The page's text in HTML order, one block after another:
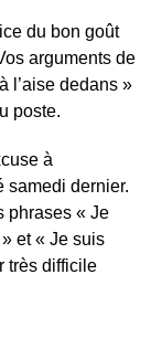
du bon goût
arguments de
l’aise dedans »
poste.
à
samedi dernier.
phrases « Je
et « Je suis
très difficile